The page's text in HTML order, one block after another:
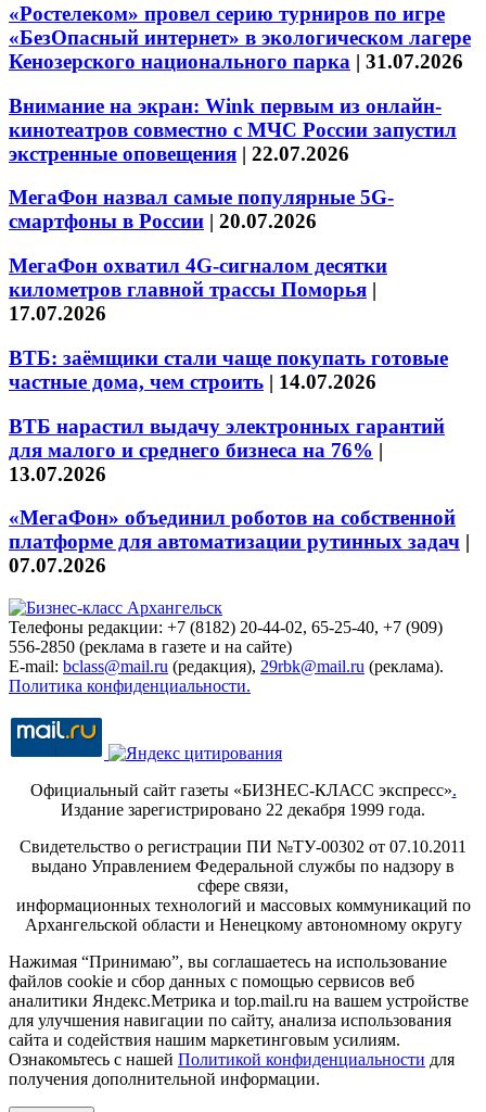
«Ростелеком» провел серию турниров по игре
«БезОпасный интернет» в экологическом лагере
Кенозерского национального парка | 31.07.2026
Внимание на экран: Wink первым из онлайн-
кинотеатров совместно с МЧС России запустил
экстренные оповещения | 22.07.2026
МегаФон назвал самые популярные 5G-
смартфоны в России | 20.07.2026
МегаФон охватил 4G-сигналом десятки
километров главной трассы Поморья |
17.07.2026
ВТБ: заёмщики стали чаще покупать готовые
частные дома, чем строить | 14.07.2026
ВТБ нарастил выдачу электронных гарантий
для малого и среднего бизнеса на 76% |
13.07.2026
«МегаФон» объединил роботов на собственной
платформе для автоматизации рутинных задач |
07.07.2026
Телефоны редакции: +7 (8182) 20-44-02, 65-25-40, +7 (909)
556-2850 (реклама в газете и на сайте)
E-mail: bclass@mail.ru (редакция), 29rbk@mail.ru (реклама).
Политика конфиденциальности.
Официальный сайт газеты «БИЗНЕС-КЛАСС экспресс».
Издание зарегистрировано 22 декабря 1999 года.
Свидетельство о регистрации ПИ №ТУ-00302 от 07.10.2011
выдано Управлением Федеральной службы по надзору в
сфере связи,
информационных технологий и массовых коммуникаций по
Архангельской области и Ненецкому автономному округу
Нажимая “Принимаю”, вы соглашаетесь на использование
файлов cookie и сбор данных с помощью сервисов веб
аналитики Яндекс.Метрика и top.mail.ru на вашем устройстве
для улучшения навигации по сайту, анализа использования
сайта и содействия нашим маркетинговым усилиям.
Ознакомьтесь с нашей Политикой конфиденциальности для
получения дополнительной информации.